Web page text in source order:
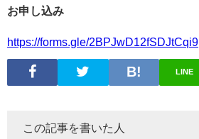
お申し込み
https://forms.gle/2BPJwD12fSDJtCqi9
LINE
この記事を書いた人